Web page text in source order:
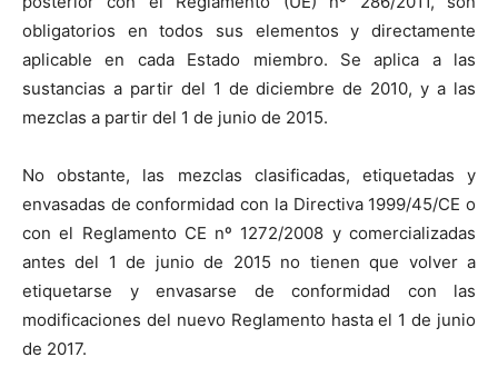
obligatorios en todos sus elementos y directamente
aplicable en cada Estado miembro. Se aplica a las
sustancias a partir del 1 de diciembre de 2010, y a las
mezclas a partir del 1 de junio de 2015.
No obstante, las mezclas clasificadas, etiquetadas y
envasadas de conformidad con la Directiva1999/45/CE o
con el Reglamento CE nº 1272/2008 y comercializadas
antes del 1 de junio de 2015 no tienen que volver a
etiquetarse y envasarse de conformidad con las
modificaciones del nuevo Reglamento hasta el 1 de junio
de 2017.